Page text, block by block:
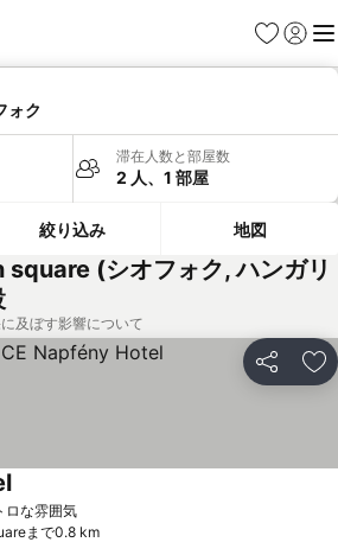
お気に入り
ログイ
メ
ォク
滞在人数と部屋数
2 人、1 部屋
絞り込み 地図
square (シオフォク, ハンガリ
及ぼす影響について
シェア お
ロな雰囲気
まで0.8 km